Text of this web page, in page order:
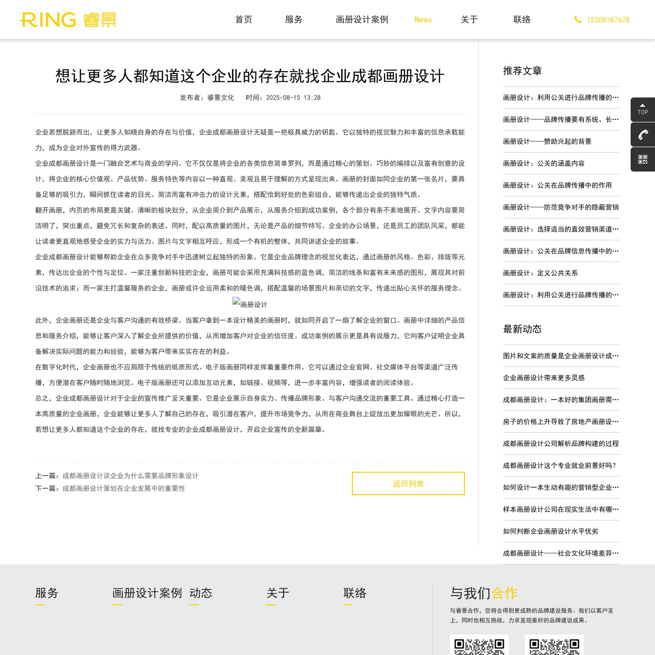
15208187678
首页
服务
画册设计案例
News
关于
联络
想让更多人都知道这个企业的存在就找企业成都画册设计
发布者：睿景文化 时间：2025-08-15 13:28
企业若想脱颖而出，让更多人知晓自身的存在与价值，企业成都画册设计无疑是一把极具威力的钥匙。它以独特的视觉魅力和丰富的信息承载能
力，成为企业对外宣传的得力武器。
企业成都画册设计是一门融合艺术与商业的学问。它不仅仅是将企业的各类信息简单罗列，而是通过精心的策划、巧妙的编排以及富有创意的设
计，将企业的核心价值观、产品优势、服务特色等内容以一种直观、美观且易于理解的方式呈现出来。画册的封面如同企业的第一张名片，要具
备足够的吸引力，瞬间抓住读者的目光。简洁而富有冲击力的设计元素，搭配恰到好处的色彩组合，能够传递出企业的独特气质。
翻开画册，内页的布局更是关键。清晰的板块划分，从企业简介到产品展示，从服务介绍到成功案例，各个部分有条不紊地展开。文字内容要简
洁明了，突出重点，避免冗长和复杂的表述。同时，配以高质量的图片，无论是产品的细节特写、企业的办公场景，还是员工的团队风采，都能
让读者更直观地感受企业的实力与活力。图片与文字相互呼应，形成一个有机的整体，共同讲述企业的故事。
企业成都画册设计能够帮助企业在众多竞争对手中迅速树立起独特的形象。它是企业品牌理念的视觉化表达，通过画册的风格、色彩、排版等元
素，传达出企业的个性与定位。一家注重创新科技的企业，画册可能会采用充满科技感的蓝色调，简洁的线条和富有未来感的图形，展现其对前
沿技术的追求；而一家主打温馨服务的企业，画册或许会运用柔和的暖色调，搭配温馨的场景图片和亲切的文字，传递出贴心关怀的服务理念。
此外，企业画册还是企业与客户沟通的有效桥梁。当客户拿到一本设计精美的画册时，就如同开启了一扇了解企业的窗口。画册中详细的产品信
息和服务介绍，能够让客户深入了解企业所提供的价值，从而增加客户对企业的信任度。成功案例的展示更是具有说服力，它向客户证明企业具
备解决实际问题的能力和经验，能够为客户带来实实在在的利益。
在数字化时代，企业画册也不应局限于传统的纸质形式。电子版画册同样发挥着重要作用。它可以通过企业官网、社交媒体平台等渠道广泛传
播，方便潜在客户随时随地浏览。电子版画册还可以添加互动元素，如链接、视频等，进一步丰富内容，增强读者的阅读体验。
总之，企业成都画册设计对于企业的宣传推广至关重要。它是企业展示自身实力、传播品牌形象、与客户沟通交流的重要工具。通过精心打造一
本高质量的企业画册，企业能够让更多人了解自己的存在，吸引潜在客户，提升市场竞争力，从而在商业舞台上绽放出更加耀眼的光芒。所以，
若想让更多人都知道这个企业的存在，就找专业的企业成都画册设计，开启企业宣传的全新篇章。
上一篇： 成都画册设计谈企业为什么需要品牌形象设计
下一篇： 成都画册设计策划在企业发展中的重要性
返回列表
推荐文章
画册设计：利用公关进行品牌传播的优势
画册设计——品牌传播要有系统、长期的战略规划
画册设计——赞助兴起的背景
画册设计：公关的涵盖内容
画册设计：公关在品牌传播中的作用
画册设计——防范竞争对手的隐蔽营销
画册设计：选择适当的直效营销渠道进行品牌传播
画册设计：公关在品牌信息传播中的特点
画册设计：定义公共关系
画册设计：利用公关进行品牌传播的劣势
最新动态
图片和文案的质量是企业画册设计成功关键
企业画册设计带来更多灵感
成都画册设计：一本好的集团画册需要内容准确
房子的价格上升导致了房地产画册设计变得非常的火爆吗？
成都画册设计公司解析品牌构建的过程
成都画册设计这个专业就业前景好吗？
如何设计一本生动有趣的营销型企业宣传画册
样本画册设计公司在现实生活中有哪些现实意义？
如何判断企业画册设计水平优劣
成都画册设计——社会文化环境差异对品牌国际化的影响
服务 画册设计案例 动态 关于 联络 与我们合作
与睿景合作，您将会得到更成熟的品牌建设服务。我们以客户至
上，同时也相互挑战，力求呈现最好的品牌建设成果。